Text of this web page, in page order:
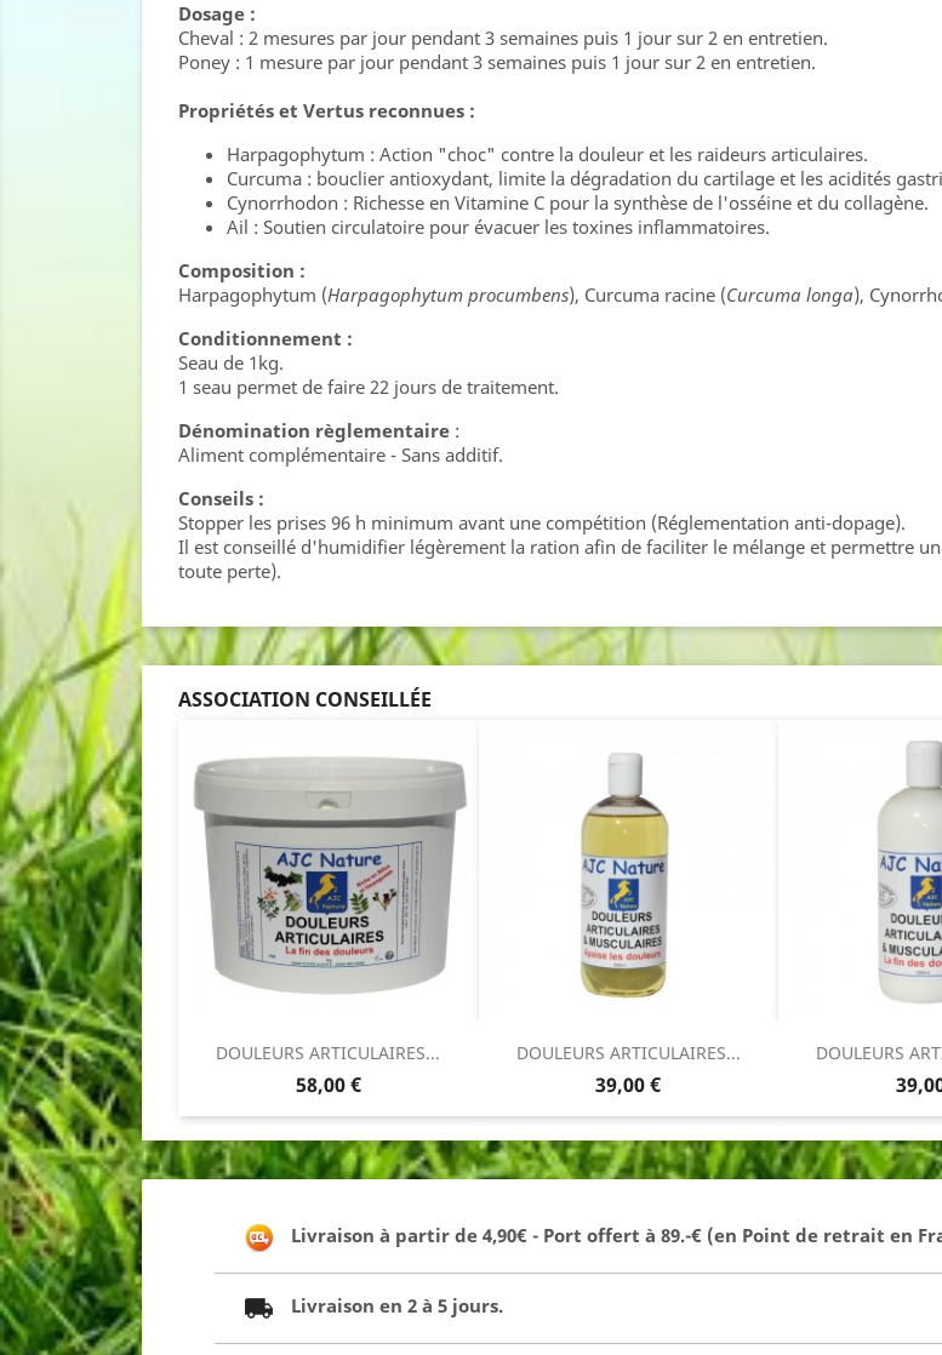
Dosage :
Cheval : 2 mesures par jour pendant 3 semaines puis 1 jour sur 2 en entretien.
Poney : 1 mesure par jour pendant 3 semaines puis 1 jour sur 2 en entretien.
Propriétés et Vertus reconnues :
Harpagophytum : Action "choc" contre la douleur et les raideurs articulaires.
Curcuma : bouclier antioxydant, limite la dégradation du cartilage et les acidités
Cynorrhodon : Richesse en Vitamine C pour la synthèse de l'osséine et du collagène.
Ail : Soutien circulatoire pour évacuer les toxines inflammatoires.
Composition :
Harpagophytum (Harpagophytum procumbens), Curcuma racine (Curcuma longa),
Conditionnement :
Seau de 1kg.
1 seau permet de faire 22 jours de traitement.
Dénomination règlementaire :
Aliment complémentaire - Sans additif.
Conseils :
Stopper les prises 96 h minimum avant une compétition (Réglementation anti-dopage).
Il est conseillé d'humidifier légèrement la ration afin de faciliter le mélange et permettre
toute perte).
ASSOCIATION CONSEILLÉE
DOULEURS ARTICULAIRES...
Prix
58,00 €
DOULEURS ARTICULAIRES...
Prix
39,00 €
DOULEURS
Prix
Livraison à partir de 4,90€ - Port offert à 89.-€ (en Point de retrait en
Livraison en 2 à 5 jours.